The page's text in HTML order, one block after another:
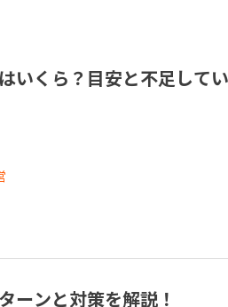
いくら？目安と不足して
ーンと対策を解説！